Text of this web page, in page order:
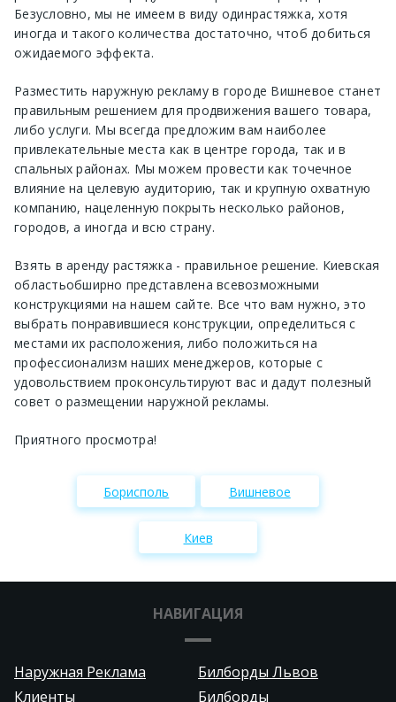
Безусловно, мы не имеем в виду одинрастяжка, хотя
иногда и такого количества достаточно, чтоб добиться
ожидаемого эффекта.
Разместить наружную рекламу в городе Вишневое станет
правильным решением для продвижения вашего товара,
либо услуги. Мы всегда предложим вам наиболее
привлекательные места как в центре города, так и в
спальных районах. Мы можем провести как точечное
влияние на целевую аудиторию, так и крупную охватную
компанию, нацеленную покрыть несколько районов,
городов, а иногда и всю страну.
Взять в аренду растяжка - правильное решение. Киевская
областьобширно представлена всевозможными
конструкциями на нашем сайте. Все что вам нужно, это
выбрать понравившиеся конструкции, определиться с
местами их расположения, либо положиться на
профессионализм наших менеджеров, которые с
удовольствием проконсультируют вас и дадут полезный
совет о размещении наружной рекламы.
Приятного просмотра!
Борисполь Вишневое
Киев
НАВИГАЦИЯ
Наружная Реклама
Билборды Львов
Клиенты
Билборды